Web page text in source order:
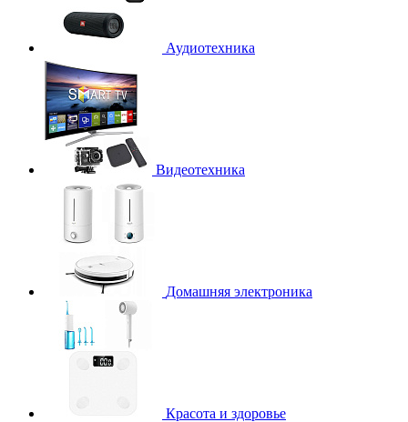
Аудиотехника
Видеотехника
Домашняя электроника
Красота и здоровье